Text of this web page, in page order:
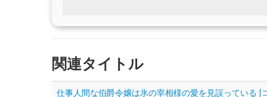
関連タイトル
仕事人間な伯爵令嬢は氷の宰相様の愛を見誤っている [